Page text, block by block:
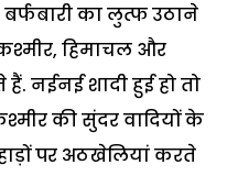
का लुत्फ उठाने
हिमाचल और
नईनई शादी हुई हो तो
की सुंदर वादियों के
पर अठखेलियां करते